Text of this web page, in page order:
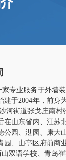
业服务于外墙装
于2004年，前身
河街道张戈庄南村
在山东省内、江苏
公园、湛园、康大
园、山亭区府前商
双语学校、青岛